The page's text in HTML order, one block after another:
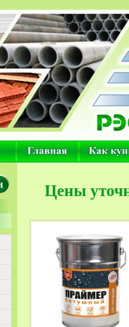
Цены